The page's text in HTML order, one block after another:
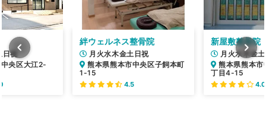
絆ウェルネス整骨院
月火水木金土日祝
熊本県熊本市中央区子飼本町
1-15
4.5
新屋敷整骨院
月火水木金
熊本県熊本
丁目4-15
4.0
祝
央区大江2-